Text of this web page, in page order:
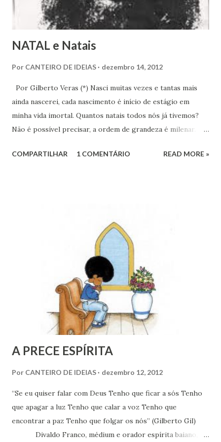
confessando-se materialista.
NATAL e Natais
Por CANTEIRO DE IDEIAS dezembro 14, 2012
Por Gilberto Veras (*) Nasci muitas vezes e tantas mais
ainda nascerei, cada nascimento é início de estágio em
minha vida imortal. Quantos natais todos nós já tivemos?
Não é possível precisar, a ordem de grandeza é milenar.
crescimento espiritual, é através delas que comprovamos
desenvolvimento de sentimentos briosos. Nesses
mergulhos repetitivos, em múltiplas ocorrências de natais,
quando visitamos mundos densos da escala de
adiantamento, vimos e veremos incontáveis momentos de
por do Sol e da Lua prateada aparecer, em espetáculos da
vida, para a alma de amor se abastecer. Nosso mundo
inferior (gira em torno de estrela de quinta grandeza), por
amor a irmãos-cria...
COMPARTILHAR 1 COMENTÁRIO READ MORE »
A PRECE ESPÍRITA
Por CANTEIRO DE IDEIAS dezembro 12, 2012
“Se eu quiser falar com Deus Tenho que ficar a sós Tenho
que apagar a luz Tenho que calar a voz Tenho que
encontrar a paz Tenho que folgar os nós” (Gilberto Gil)
Divaldo Franco, médium e orador espírita baiano,